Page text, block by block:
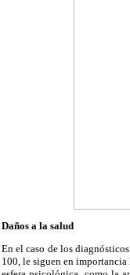
Daños a la salud
En el caso de los
100, le siguen en